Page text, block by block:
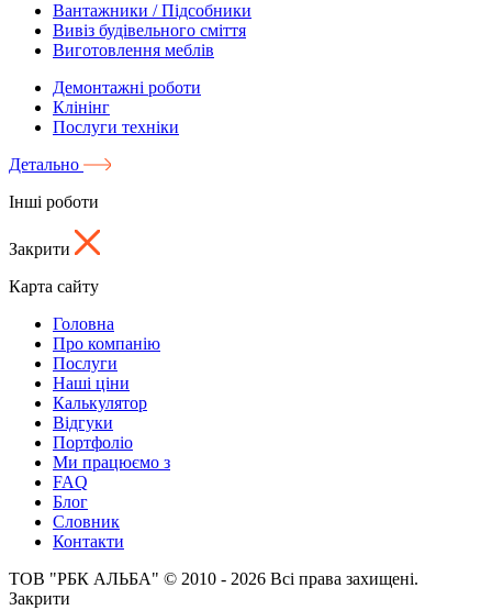
Вантажники / Підсобники
Вивіз будівельного сміття
Виготовлення меблів
Демонтажні роботи
Клінінг
Послуги техніки
Детально
Інші роботи
Закрити
Карта сайту
Головна
Про компанію
Послуги
Наші ціни
Калькулятор
Відгуки
Портфоліо
Ми працюємо з
FAQ
Блог
Словник
Контакти
ТОВ "РБК АЛЬБА" © 2010 - 2026 Всі права захищені.
Закрити